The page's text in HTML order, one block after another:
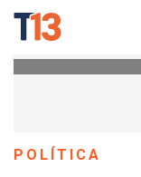
POLÍTICA